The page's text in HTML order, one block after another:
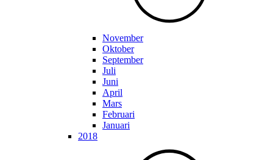
November
Oktober
September
Juli
Juni
April
Mars
Februari
Januari
2018